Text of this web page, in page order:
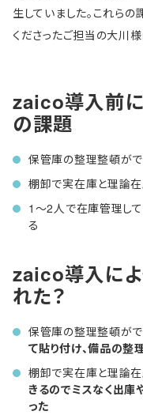
生していました。これら
くださったご担当の大川様
zaico導入前
の課題
保管庫の整理整頓が
棚卸で実在庫と理論
1～2人で在庫管理し
る
zaico導入に
れた？
保管庫の整理整頓が
て貼り付け、備品の整
棚卸で実在庫と理論
きるのでミスなく出
った